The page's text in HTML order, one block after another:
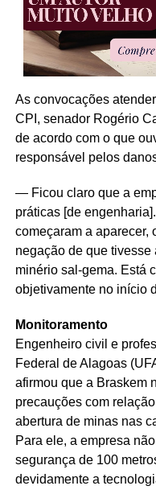
As convocações
CPI, senador Rogério
de acordo com o que
responsável pelos
— Ficou claro que a
práticas [de
começaram a aparecer,
negação de que
minério sal-gema. Está
objetivamente no início
Monitoramento
Engenheiro civil e
Federal de Alagoas
afirmou que a Braskem
precauções com
abertura de minas nas
Para ele, a empresa
segurança de 100
devidamente a